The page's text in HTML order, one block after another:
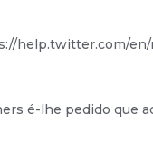
help.twitter.com/
é-lhe pedido que